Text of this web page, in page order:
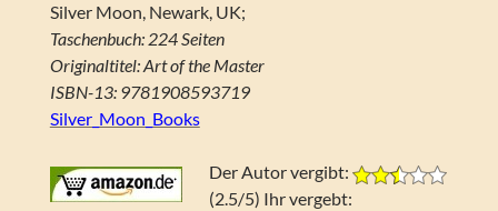
Silver Moon, Newark, UK;
Taschenbuch: 224 Seiten
Originaltitel: Art of the Master
ISBN-13: 9781908593719
Silver_Moon_Books
Der Autor vergibt:
(2.5/5) Ihr vergebt: